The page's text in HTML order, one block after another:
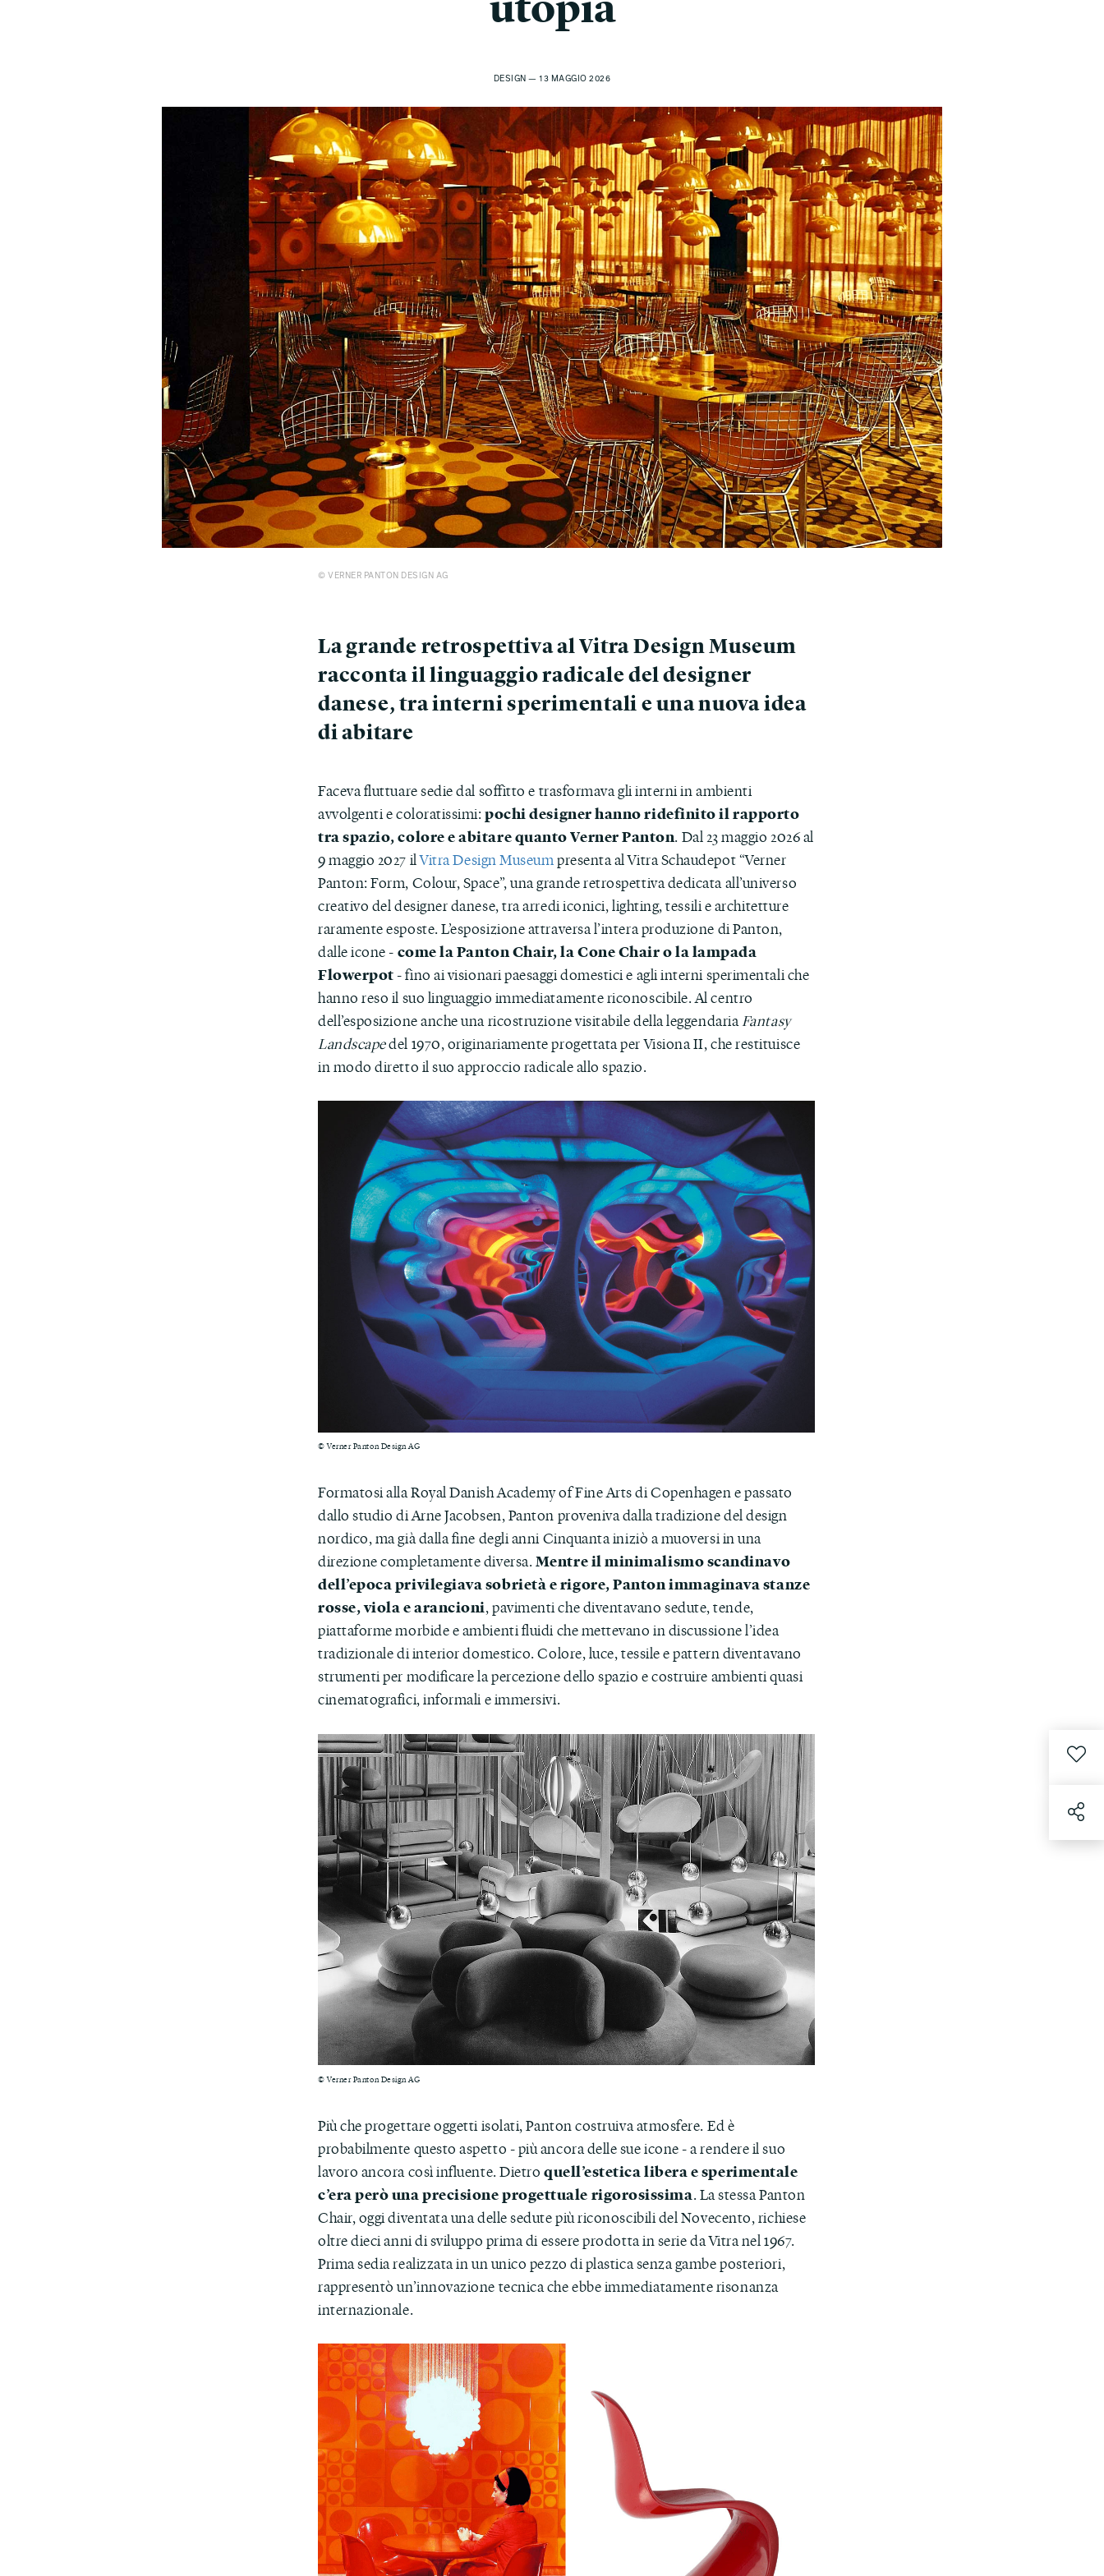
DESIGN — 13 MAGGIO 2026
​​​​​​​© VERNER PANTON DESIGN AG
La grande retrospettiva al Vitra Design Museum
racconta il linguaggio radicale del designer
danese, tra interni sperimentali e una nuova idea
di abitare
Faceva fluttuare sedie dal soffitto e trasformava gli interni in ambienti
avvolgenti e coloratissimi:pochi designer hanno ridefinito il rapporto
tra spazio, colore e abitare quanto Verner Panton. Dal 23 maggio 2026 al
9 maggio 2027 ilVitra Design Museumpresenta al Vitra Schaudepot “Verner
Panton: Form, Colour, Space”, una grande retrospettiva dedicata all’universo
creativo del designer danese, tra arredi iconici, lighting, tessili e architetture
raramente esposte. L’esposizione attraversa l’intera produzione di Panton,
dalle icone - come la Panton Chair, la Cone Chair o la lampada
Flowerpot- fino ai visionari paesaggi domestici e agli interni sperimentali che
hanno reso il suo linguaggio immediatamente riconoscibile. Al centro
dell’esposizione anche una ricostruzione visitabile della leggendariaFantasy
Landscapedel 1970, originariamente progettata per Visiona II, che restituisce
in modo diretto il suo approccio radicale allo spazio.
© Verner Panton Design AG
Formatosi alla Royal Danish Academy of Fine Arts di Copenhagen e passato
dallo studio di Arne Jacobsen, Panton proveniva dalla tradizione del design
nordico, ma già dalla fine degli anni Cinquanta iniziò a muoversi in una
direzione completamente diversa. Mentre il minimalismo scandinavo
dell’epoca privilegiava sobrietà e rigore, Panton immaginava stanze
rosse, viola e arancioni, pavimenti che diventavano sedute, tende,
piattaforme morbide e ambienti fluidi che mettevano in discussione l’idea
tradizionale di interior domestico. Colore, luce, tessile e pattern diventavano
strumenti per modificare la percezione dello spazio e costruire ambienti quasi
cinematografici, informali e immersivi.
© Verner Panton Design AG
Più che progettare oggetti isolati, Panton costruiva atmosfere. Ed è
probabilmente questo aspetto - più ancora delle sue icone - a rendere il suo
lavoro ancora così influente. Dietro quell’estetica libera e sperimentale
c’era però una precisione progettuale rigorosissima. La stessa Panton
Chair, oggi diventata una delle sedute più riconoscibili del Novecento, richiese
oltre dieci anni di sviluppo prima di essere prodotta in serie da Vitra nel 1967.
Prima sedia realizzata in un unico pezzo di plastica senza gambe posteriori,
rappresentò un’innovazione tecnica che ebbe immediatamente risonanza
internazionale.